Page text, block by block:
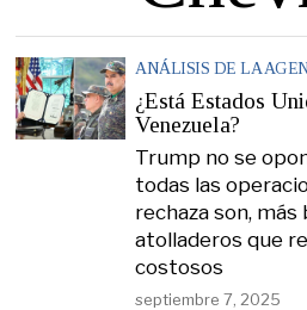
ANÁLISIS DE LA
¿Está Estados
Venezuela?
Trump no se
todas las
rechaza son, más
atolladeros que
costosos
septiembre 7, 2025